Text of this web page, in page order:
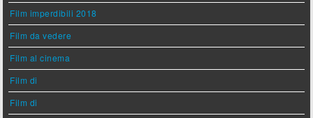
Film imperdibili 2018
Film da vedere
Film al cinema
Film di
Film di